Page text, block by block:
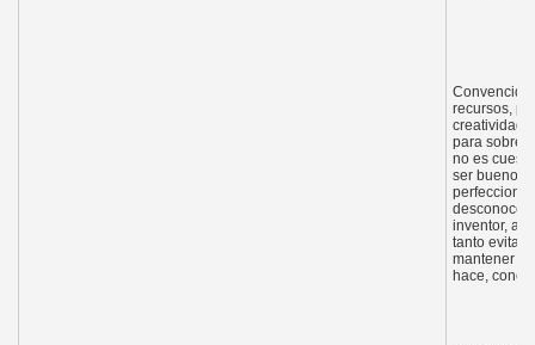
Convencido
recursos,
creatividad
para
no es
ser bueno,
desconoce
inventor,
tanto evitar
mantener la
hace,